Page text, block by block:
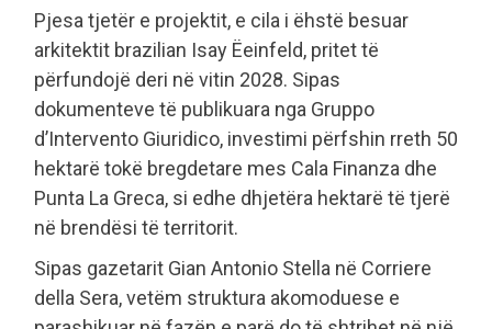
Pjesa tjetër e projektit, e cila i ëhstë besuar
arkitektit brazilian Isay Ëeinfeld, pritet të
përfundojë deri në vitin 2028. Sipas
dokumenteve të publikuara nga Gruppo
d’Intervento Giuridico, investimi përfshin rreth 50
hektarë tokë bregdetare mes Cala Finanza dhe
Punta La Greca, si edhe dhjetëra hektarë të tjerë
në brendësi të territorit.
Sipas gazetarit Gian Antonio Stella në Corriere
della Sera, vetëm struktura akomoduese e